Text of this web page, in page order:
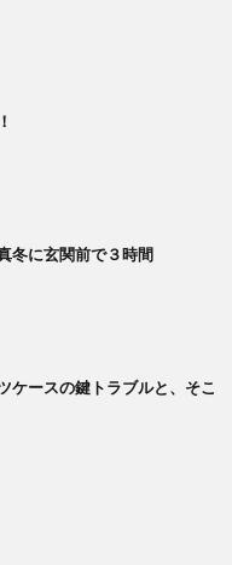
冬に玄関前で３時間
ケースの鍵トラブルと、そこ